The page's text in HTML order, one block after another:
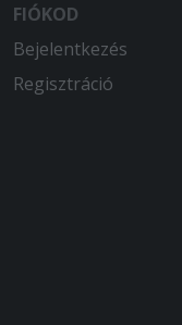
FIÓKOD
Bejelentkezés
Regisztráció